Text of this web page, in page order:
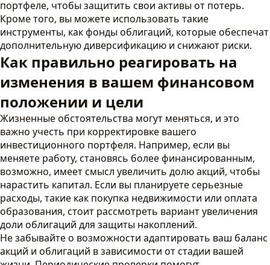
портфеле, чтобы защитить свои активы от потерь.
Кроме того, вы можете использовать такие
инструменты, как фонды облигаций, которые обеспечат
дополнительную диверсификацию и снижают риски.
Как правильно реагировать на
изменения в вашем финансовом
положении и цели
Жизненные обстоятельства могут меняться, и это
важно учесть при корректировке вашего
инвестиционного портфеля. Например, если вы
меняете работу, становясь более финансированным,
возможно, имеет смысл увеличить долю акций, чтобы
нарастить капитал. Если вы планируете серьезные
расходы, такие как покупка недвижимости или оплата
образования, стоит рассмотреть вариант увеличения
доли облигаций для защиты накоплений.
Не забывайте о возможности адаптировать ваш баланс
акций и облигаций в зависимости от стадии вашей